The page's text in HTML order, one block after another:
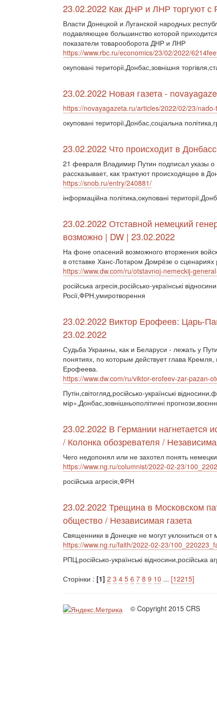
23.02.2022 Как ДНР и ЛНР торгуют с
Власти Донецкой и Луганской народных
подавляющее большинство которой
показатели товарооборота ДНР и ЛНР
https://www.rbc.ru/economics/23/02/2022/
окуповані території,Донбас,зовнішня
23.02.2022 Новая газета -
https://novayagazeta.ru/articles/2022/02/23/
окуповані території,Донбас,соціальна
23.02.2022 Что происходит в
21 февраля Владимир Путин подписал указы
рассказывает, как трактуют происходящее в
https://snob.ru/entry/240881/
інформаційна політика,окуповані
23.02.2022 Отставной немецкий
возможно | DW | 23.02.2022
На фоне опасений возможного вторжения
в отставке Ханс-Лотаром Домрёзе о
https://www.dw.com/ru/otstavnoj-nemeckij-
російська агресія,російсько-українські
Росії,ФРН,умиротворення
23.02.2022 Виктор Ерофеев: Царь-
23.02.2022
Судьба Украины, как и Беларуси - лежать у
понятиях, по которым действует глава
Ерофеева.
https://www.dw.com/ru/viktor-erofeev-zar-pazan-
Путін,світогляд,російсько-українські
мір»,Донбас,зовнішньополітичні
23.02.2022 В Германии нагнетается
/ Колонка обозревателя /
Чего недопонял или не захотел понять
https://www.ng.ru/columnist/2022-02-23/
російська агресія,ФРН
23.02.2022 Трещина в Московском
общество / Независимая газета
Священники в Донецке не могут уклониться от
https://www.ng.ru/faith/2022-02-23/
РПЦ,російсько-українські відносини,російська
Сторінки : [1] 2 3 4 5 6 7 8 9 10 ... [12215]
© Copyright 2015 CRS